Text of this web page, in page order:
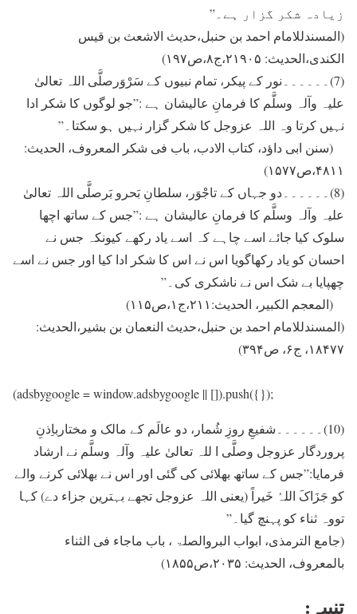
زيادہ شکر گزار ہے۔”
(المسندللامام احمد بن حنبل،حدیث الاشعث بن قیس
الکندی،الحدیث: ۲۱۹۰۵،ج۸،ص۱۹۷)
(7)۔۔۔۔۔۔نور کے پیکر، تمام نبیوں کے سَرْوَرصلَّی اللہ تعالیٰ
علیہ وآلہ وسلَّم کا فرمانِ عالیشان ہے :”جو لوگوں کا شکر ادا
نہيں کرتا وہ اللہ عزوجل کا شکر گزار نہيں ہو سکتا۔”
(سنن ابی داؤد، کتاب الادب، باب فی شکر المعروف، الحدیث:
۴۸۱۱،ص۱۵۷۷)
(8)۔۔۔۔۔۔دو جہاں کے تاجْوَر، سلطانِ بَحرو بَرصلَّی اللہ تعالیٰ
علیہ وآلہ وسلَّم کا فرمانِ عالیشان ہے :”جس کے ساتھ اچھا
سلوک کيا جائے اسے چاہے کہ اسے ياد رکھے کيونکہ جس نے
احسان کو ياد رکھاگويا اس نے اس کا شکر ادا کيا اور جس نے اسے
چھپايا بے شک اس نے ناشکری کی۔”
(المعجم الکبیر، الحدیث:۲۱۱،ج۱،ص۱۱۵)
(المسندللامام احمد بن حنبل،حدیث النعمان بن بشیر،الحدیث:
۱۸۴۷۷، ج۶، ص۳۹۴)
(adsbygoogle = window.adsbygoogle || []).push({});
(10)۔۔۔۔۔۔شفیعِ روزِ شُمار، دو عالَم کے مالک و مختارباِذنِ
پروردگار عزوجل وصلَّی ا للہ تعالیٰ علیہ وآلہ وسلَّم نے ارشاد
فرمایا:”جس کے ساتھ بھلائی کی گئی اور اس نے بھلائی کرنے والے
کو جَزَاکَ اللہُ خَيراً (یعنی اللہ عزوجل تجھے بہترین جزاء دے) کہا
تووہ ثناء کو پہنچ گيا۔”
(جامع الترمذی، ابواب البروالصلۃ ، باب ماجاء فی الثناء
بالمعروف، الحدیث: ۲۰۳۵،ص۱۸۵۵)
تنبیہ: